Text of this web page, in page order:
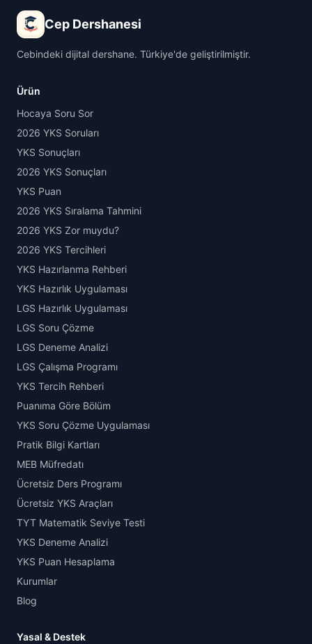
Cep Dershanesi
Cebindeki dijital dershane. Türkiye'de geliştirilmiştir.
Ürün
Hocaya Soru Sor
2026 YKS Soruları
YKS Sonuçları
2026 YKS Sonuçları
YKS Puan
2026 YKS Sıralama Tahmini
2026 YKS Zor muydu?
2026 YKS Tercihleri
YKS Hazırlanma Rehberi
YKS Hazırlık Uygulaması
LGS Hazırlık Uygulaması
LGS Soru Çözme
LGS Deneme Analizi
LGS Çalışma Programı
YKS Tercih Rehberi
Puanıma Göre Bölüm
YKS Soru Çözme Uygulaması
Pratik Bilgi Kartları
MEB Müfredatı
Ücretsiz Ders Programı
Ücretsiz YKS Araçları
TYT Matematik Seviye Testi
YKS Deneme Analizi
YKS Puan Hesaplama
Kurumlar
Blog
Yasal & Destek